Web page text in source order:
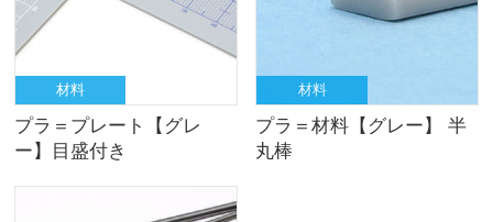
材料
プラ＝プレート【グレ
ー】目盛付き
材料
プラ＝材料【グレー】 半
丸棒